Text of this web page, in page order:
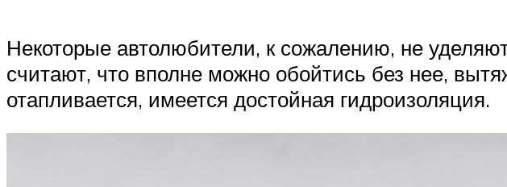
Некоторые автолюбители, к сожалению, не
считают, что вполне можно обойтись без нее,
отапливается, имеется достойная гидроизоляция.